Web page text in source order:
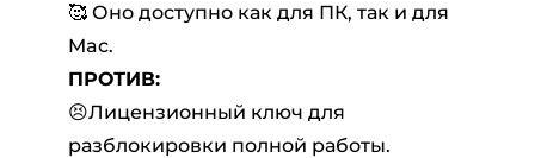
🥰 Оно доступно как для ПК, так и для
Mac.
ПРОТИВ:
😣Лицензионный ключ для
разблокировки полной работы.